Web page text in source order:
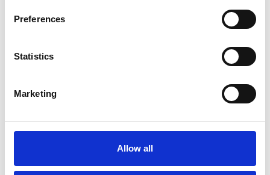
Preferences
Statistics
Marketing
Allow all
Repubblica Ceca